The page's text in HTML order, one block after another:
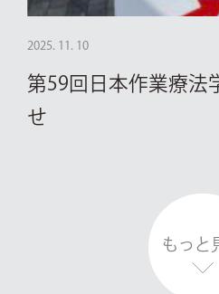
2025. 11. 10
第59回日本作業療法
せ
もっと